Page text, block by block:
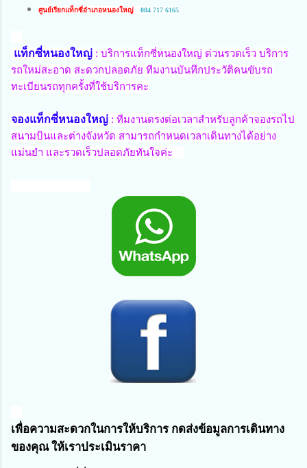
ศูนย์เรียกแท็กซี่อำเภอหนองใหญ่ 084 717 6165
แท็กซี่หนองใหญ่ : บริการแท็กซี่หนองใหญ่ ด่วนรวดเร็ว บริการ
รถใหม่สะอาด สะดวกปลอดภัย ทีมงานบันทึกประวัติคนขับรถ
ทะเบียนรถทุกครั้งที่ใช้บริการคะ
จองแท็กซี่หนองใหญ่ : ทีมงานตรงต่อเวลาสำหรับลูกค้าจองรถไป
สนามบินและต่างจังหวัด สามารถกำหนดเวลาเดินทางได้อย่าง
แม่นยำ และรวดเร็วปลอดภัยทันใจค่ะ
เพื่อความสะดวกในการให้บริการ กดส่งข้อมูลการเดินทาง
ของคุณ ให้เราประเมินราคา